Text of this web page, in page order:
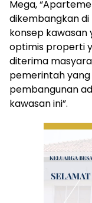
Mega,
dikembangkan di
konsep kawasan
optimis properti
diterima
pemerintah
pembangunan
kawasan ini”.